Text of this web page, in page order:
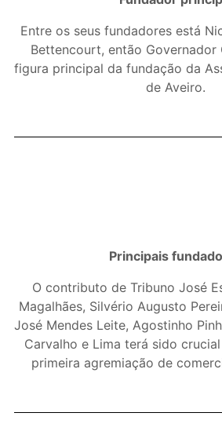
Entre os seus fundadores está
Bettencourt, então Governador
figura principal da fundação da
de Aveiro.
Principais
O contributo de Tribuno José
Magalhães, Silvério Augusto
José Mendes Leite, Agostinho
Carvalho e Lima terá sido
primeira agremiação de